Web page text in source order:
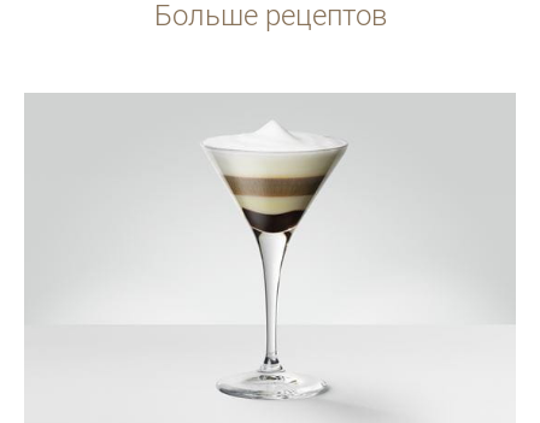
Больше рецептов